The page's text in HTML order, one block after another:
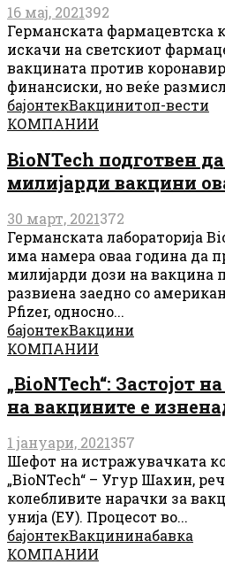
16 мај, 2021392
Германската фармацевтска
искачи на светскиот
вакцината против
финансиски, но веќе
бајонтекВакцинитоп-вести
КОМПАНИИ
BioNTech подготвен
милијарди вакцини
30 март, 2021372
Германската лабораторија
има намера оваа година да
милијарди дози на вакцина
развиена заедно со
Pfizer, односно...
бајонтекВакцини
КОМПАНИИ
„BioNTech“: Застојот
на вакцините е
1 јануари, 2021357
Шефот на истражувачката
„BioNTech“ – Угур Шахин,
колебливите нарачки за
унија (ЕУ). Процесот во...
бајонтекВакцининабавка
КОМПАНИИ